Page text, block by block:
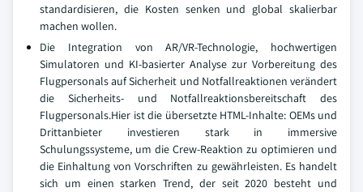
standardisieren, die Kosten senken und global skalierbar
machen wollen.
Die Integration von AR/VR-Technologie, hochwertigen
Simulatoren und KI-basierter Analyse zur Vorbereitung des
Flugpersonals auf Sicherheit und Notfallreaktionen verändert
die Sicherheits- und Notfallreaktionsbereitschaft des
Flugpersonals.Hier ist die übersetzte HTML-Inhalte: OEMs und
Drittanbieter investieren stark in immersive
Schulungssysteme, um die Crew-Reaktion zu optimieren und
die Einhaltung von Vorschriften zu gewährleisten. Es handelt
sich um einen starken Trend, der seit 2020 besteht und